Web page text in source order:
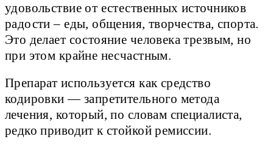
удовольствие от естественных источников
радости – еды, общения, творчества, спорта.
Это делает состояние человека трезвым, но
при этом крайне несчастным.
Препарат используется как средство
кодировки — запретительного метода
лечения, который, по словам специалиста,
редко приводит к стойкой ремиссии.